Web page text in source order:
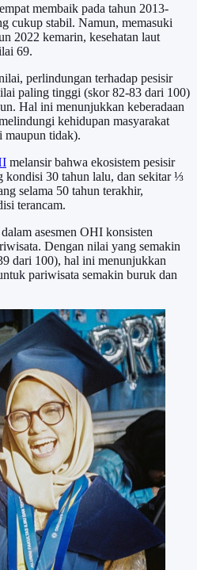
membaik pada tahun 2013-
cukup stabil. Namun, memasuki
2022 kemarin, kesehatan laut
69.
perlindungan terhadap pesisir
paling tinggi (skor 82-83 dari 100)
Hal ini menunjukkan keberadaan
kehidupan masyarakat
maupun tidak).
melansir bahwa ekosistem pesisir
kondisi 30 tahun lalu, dan sekitar ⅓
selama 50 tahun terakhir,
terancam.
asesmen OHI konsisten
Dengan nilai yang semakin
dari 100), hal ini menunjukkan
pariwisata semakin buruk dan